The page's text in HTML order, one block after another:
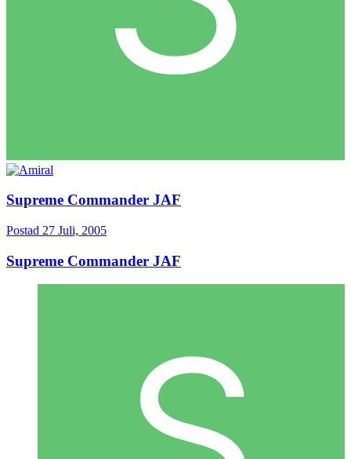
Supreme Commander JAF
Postad 27 Juli, 2005
Supreme Commander JAF